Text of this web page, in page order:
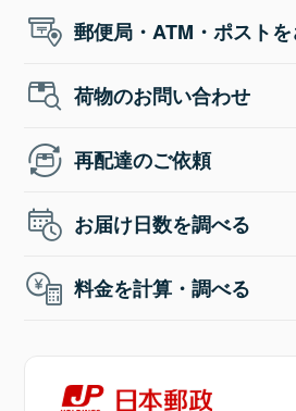
郵便局・ATM・ポスト
荷物のお問い合わせ
再配達のご依頼
お届け日数を調べる
料金を計算・調べる